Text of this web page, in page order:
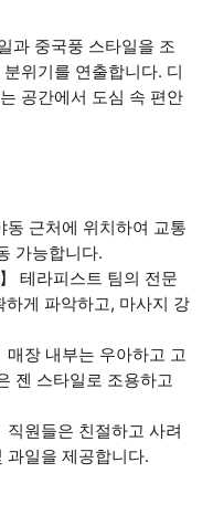
과 중국풍 스타일을 조
위기를 연출합니다. 디
공간에서 도심 속 편안
근처에 위치하여 교통
가능합니다.
테라피스트 팀의 전문
게 파악하고, 마사지 강
장 내부는 우아하고 고
젠 스타일로 조용하고
원들은 친절하고 사려
과일을 제공합니다.